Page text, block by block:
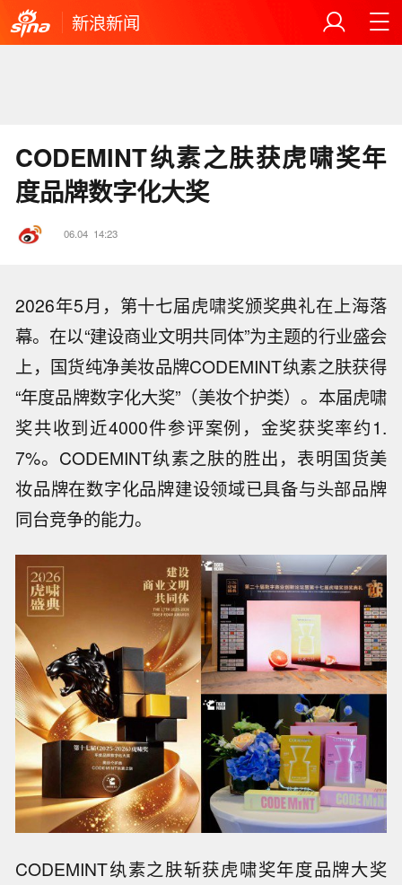
新浪新闻
CODEMINT纨素之肤获虎啸奖年
度品牌数字化大奖
06.04 14:23
2026年5月，第十七届虎啸奖颁奖典礼在上海落
幕。在以“建设商业文明共同体”为主题的行业盛会
上，国货纯净美妆品牌CODEMINT纨素之肤获得
“年度品牌数字化大奖”（美妆个护类）。本届虎啸
奖共收到近4000件参评案例，金奖获奖率约1.
7%。CODEMINT纨素之肤的胜出，表明国货美
妆品牌在数字化品牌建设领域已具备与头部品牌
同台竞争的能力。
CODEMINT纨素之肤斩获虎啸奖年度品牌大奖